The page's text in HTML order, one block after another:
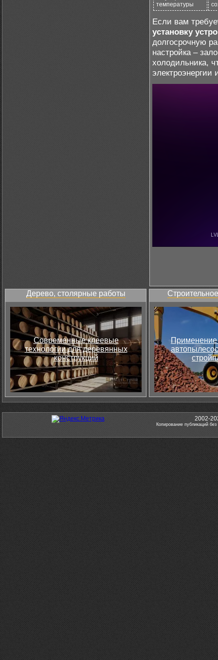
температуры
Если вам
установку
долгосрочную
настройка –
холодильника,
электроэнергии
Дерево, столярные работы
Современные клеевые
технологии для деревянных
конструкций
Применение
2002-
Копирование публикаций